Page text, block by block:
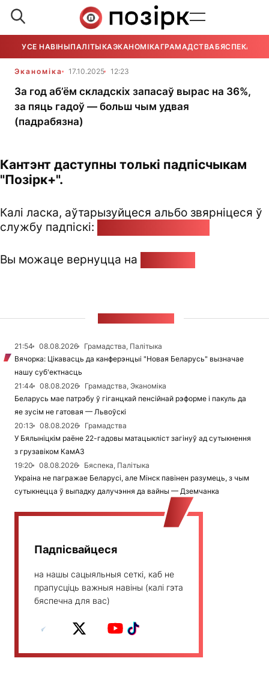
УСЕ НАВІНЫПАЛІТЫКАЭКАНОМІКАГРАМАДСТВАБЯСПЕКА
Эканоміка 17.10.2025 12:23
За год аб’ём складскіх запасаў вырас на 36%,
за пяць гадоў — больш чым удвая
(падрабязна)
Кантэнт даступны толькі падпісчыкам
"Позірк+".
Калі ласка, аўтарызуйцеся альбо звярніцеся ў
службу падпіскі:
Вы можаце вернуцца на
21:54 08.08.2026
Грамадства, Палітыка
Вячорка: Цікавасць да канферэнцыі "Новая Беларусь" вызначае
нашу суб'ектнасць
21:44
08.08.2026
Грамадства, Эканоміка
Беларусь мае патрэбу ў гіганцкай пенсійнай рэформе і пакуль да
яе зусім не гатовая — Львоўскі
20:13
08.08.2026
Грамадства
У Бялыніцкім раёне 22-гадовы матацыкліст загінуў ад сутыкнення
з грузавіком КамАЗ
19:20
08.08.2026
Бяспека, Палітыка
Украіна не пагражае Беларусі, але Мінск павінен разумець, з чым
сутыкнецца ў выпадку далучэння да вайны — Дземчанка
Падпісвайцеся
на нашы сацыяльныя сеткі, каб не
прапусціць важныя навіны (калі гэта
бяспечна для вас)